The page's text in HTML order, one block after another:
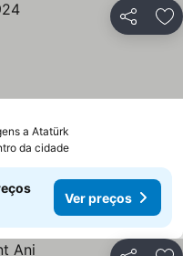
Partilhar
a Atatürk
da cidade
Ver preços